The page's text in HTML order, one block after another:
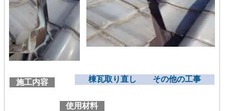
施工内容 棟瓦取り直し その他の工事
使用材料